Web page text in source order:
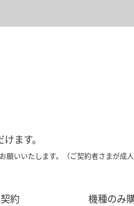
ます。
いいたします。（ご契約者さまが成
約 機種のみ